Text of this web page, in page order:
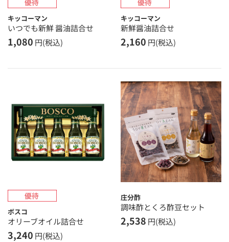
キッコーマン
いつでも新鮮 醤油詰合せ
1,080 円(税込)
キッコーマン
新鮮醤油詰合せ
2,160 円(税込)
ボスコ
オリーブオイル詰合せ
3,240 円(税込)
庄分酢
調味酢とくろ酢豆セット
2,538 円(税込)